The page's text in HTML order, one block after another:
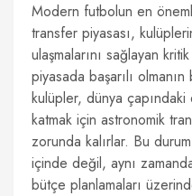
Modern futbolun en
transfer piyasası,
ulaşmalarını sağlayan
piyasada başarılı
kulüpler, dünya çapındaki
katmak için astronomik
zorunda kalırlar. Bu
içinde değil, aynı
bütçe planlamaları